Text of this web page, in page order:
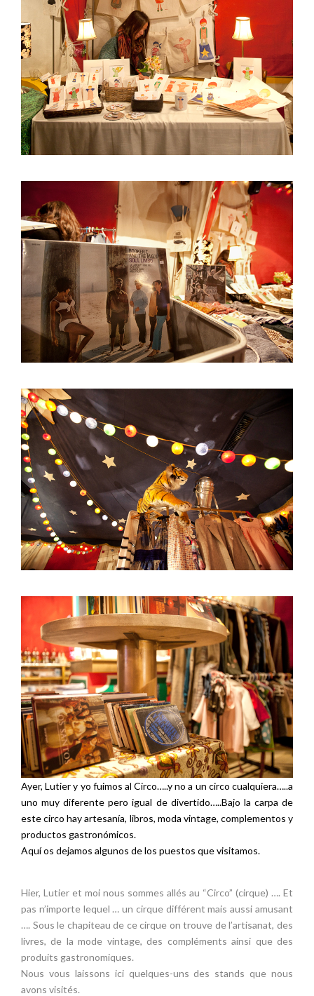
Ayer, Lutier y yo fuimos al Circo…..y no a un circo cualquiera…..a
uno muy diferente pero igual de divertido…..Bajo la carpa de
este circo hay artesanía, libros, moda vintage, complementos y
productos gastronómicos.
Aquí os dejamos algunos de los puestos que visitamos.
Hier, Lutier et moi nous sommes allés au “Circo” (cirque) …. Et
pas n’importe lequel … un cirque différent mais aussi amusant
…. Sous le chapiteau de ce cirque on trouve de l’artisanat, des
livres, de la mode vintage, des compléments ainsi que des
produits gastronomiques.
Nous vous laissons ici quelques-uns des stands que nous
avons visités.